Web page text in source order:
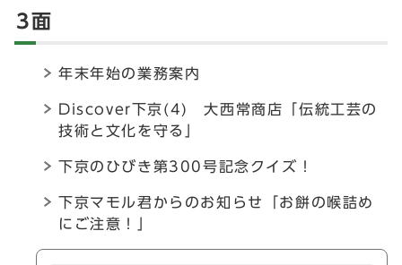
3面
年末年始の業務案内
Discover下京(4) 大西常商店「伝統工芸の
技術と文化を守る」
下京のひびき第300号記念クイズ！
下京マモル君からのお知らせ「お餅の喉詰め
にご注意！」